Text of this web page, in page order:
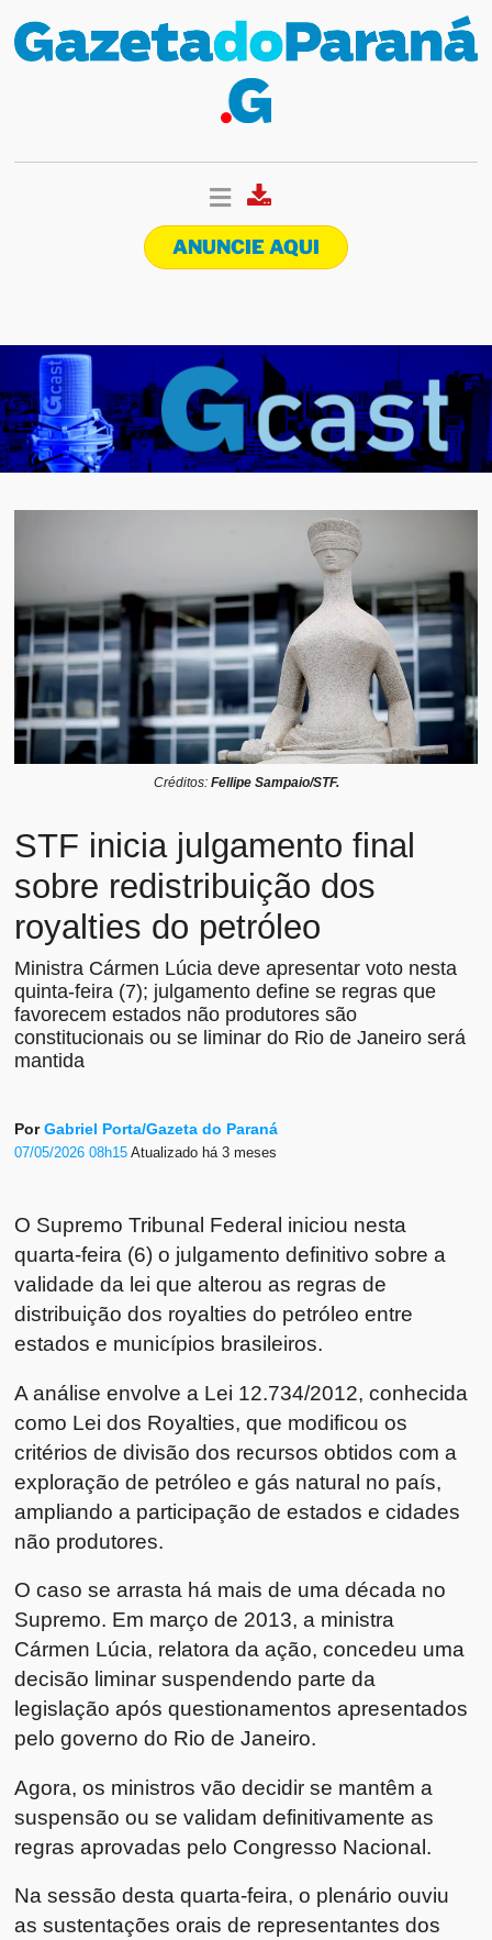
ANUNCIE AQUI
Créditos: Fellipe Sampaio/STF.
STF inicia julgamento final
sobre redistribuição dos
royalties do petróleo
Ministra Cármen Lúcia deve apresentar voto nesta
quinta-feira (7); julgamento define se regras que
favorecem estados não produtores são
constitucionais ou se liminar do Rio de Janeiro será
mantida
PorGabriel Porta/Gazeta do Paraná
07/05/2026 08h15Atualizado há 3 meses
O Supremo Tribunal Federal iniciou nesta
quarta-feira (6) o julgamento definitivo sobre a
validade da lei que alterou as regras de
distribuição dos royalties do petróleo entre
estados e municípios brasileiros.
A análise envolve a Lei 12.734/2012, conhecida
como Lei dos Royalties, que modificou os
critérios de divisão dos recursos obtidos com a
exploração de petróleo e gás natural no país,
ampliando a participação de estados e cidades
não produtores.
O caso se arrasta há mais de uma década no
Supremo. Em março de 2013, a ministra
Cármen Lúcia, relatora da ação, concedeu uma
decisão liminar suspendendo parte da
legislação após questionamentos apresentados
pelo governo do Rio de Janeiro.
Agora, os ministros vão decidir se mantêm a
suspensão ou se validam definitivamente as
regras aprovadas pelo Congresso Nacional.
Na sessão desta quarta-feira, o plenário ouviu
as sustentações orais de representantes dos